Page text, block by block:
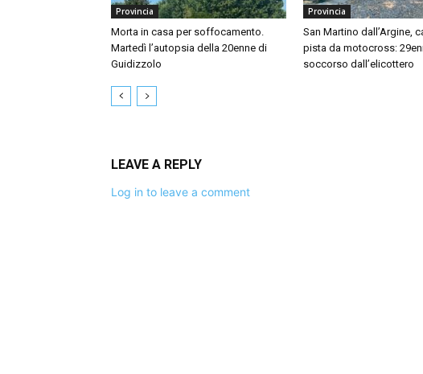
Provincia
Morta in casa per soffocamento.
Martedì l’autopsia della 20enne di
Guidizzolo
Provincia
San Martino dall’Argine,
pista da motocross:
soccorso dall’elicottero
LEAVE A REPLY
Log in to leave a comment